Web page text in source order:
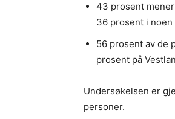
43 prosent
36 prosent i
56 prosent av de
prosent på
Undersøkelsen er
personer.